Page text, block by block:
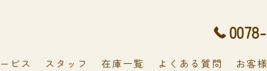
ビス スタッフ 在庫一覧 よくある質問 お客